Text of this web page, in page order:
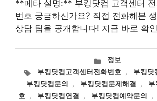
**메타 설명:** 부킹닷컴 고객센터
번호 궁금하신가요? 직접 전화해본
상담 팁을 공개합니다! 지금 바로 확
카
테
고
리
정보
태
그
부킹닷컴고객센터전화번호 , 부킹닷
부킹닷컴문의
, 부킹닷컴문제해결 ,
부
호
, 부킹닷컴연결 , 부킹닷컴예약문의 ,